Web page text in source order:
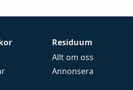
Residuum
Allt om oss
Annonsera